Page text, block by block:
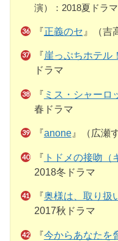
演）：2018夏ドラマ
『正義のセ 』（吉
『崖っぷちホテル！
ドラマ
『 ミス・シャーロ
春ドラマ
『anone』（広瀬
『 トドメの接吻（
2018冬ドラマ
『奥様は、取り扱
2017秋ドラマ
『今からあなたを